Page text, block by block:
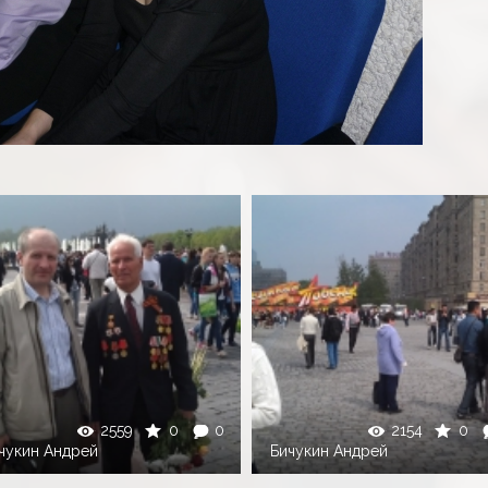
2559 0
0
Андрей
2154 0
Бичукин Андрей